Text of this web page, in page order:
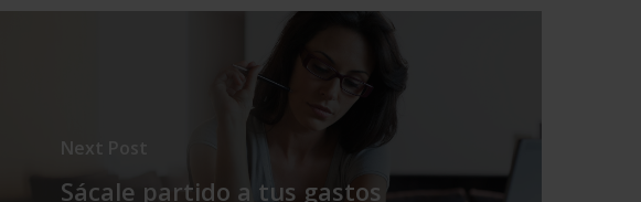
Next Post
Sácale partido a tus gastos